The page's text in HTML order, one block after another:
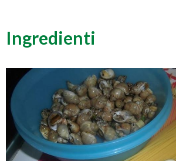
Ingredienti